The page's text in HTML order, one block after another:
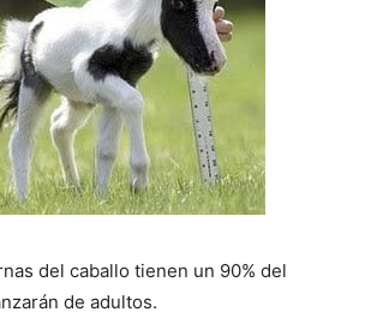
del caballo tienen un 90% del
de adultos.